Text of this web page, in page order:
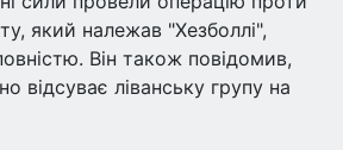
який належав "Хезболлі",
Він також повідомив,
відсуває ліванську групу на